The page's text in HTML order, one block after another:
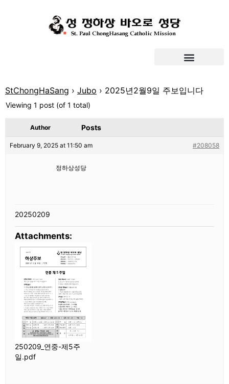
StChongHaSang › Jubo › 2025년2월9일 주보입니다
Viewing 1 post (of 1 total)
Author Posts
February 9, 2025 at 11:50 am #208058
정하상성당
20250209
Attachments:
250209_연중-제5주
일.pdf